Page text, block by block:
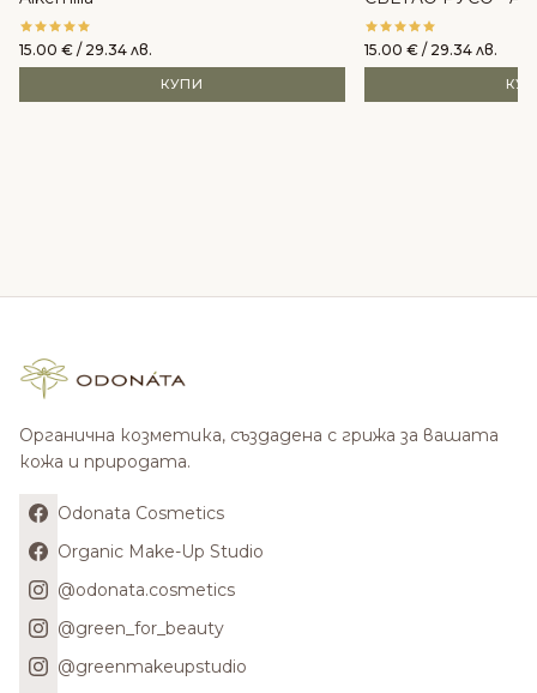
15.00 € / 29.34 лв.
КУПИ
15.00 € / 29.34 лв.
Органична козметика, създадена с грижа за вашата
кожа и природата.
Odonata Cosmetics
Organic Make-Up Studio
@odonata.cosmetics
@green_for_beauty
@greenmakeupstudio